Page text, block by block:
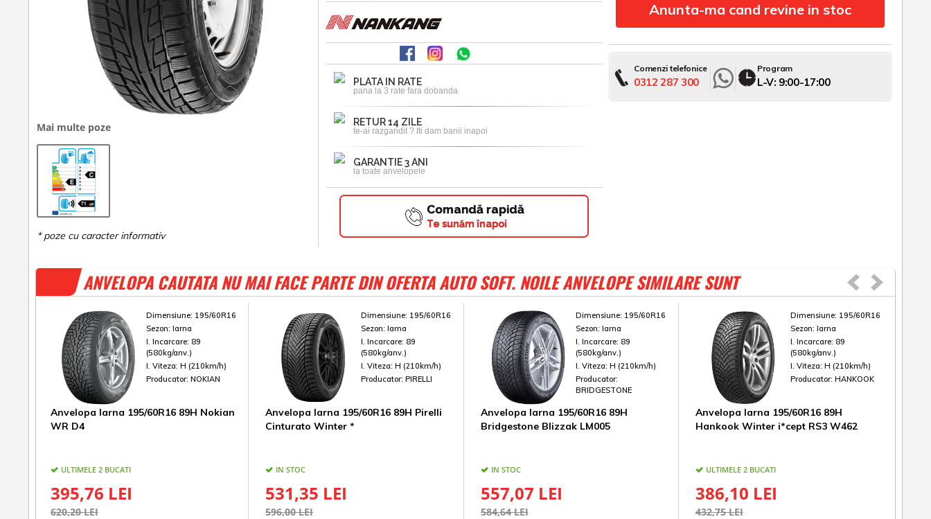
Mai multe poze
PLATA IN RATE
pana la 3 rate fara dobanda
RETUR 14 ZILE
te-ai razgandit ? Iti dam banii inapoi
GARANTIE 3 ANI
la toate anvelopele
Comandă rapidă
Te sunăm înapoi
Anunta-ma cand revine in stoc
Comenzi telefonice
0312 287 300
Program
L-V: 9:00-17:00
ANVELOPA CAUTATA NU MAI FACE PARTE DIN OFERTA AUTO SOFT. NOILE ANVELOPE SIMILARE SUNT
Dimensiune: 195/60R16
Sezon: Iarna
I. Incarcare: 89
(580kg/anv.)
I. Viteza: H (210km/h)
Producator: NOKIAN
Anvelopa Iarna 195/60R16 89H Nokian
WR D4
ULTIMELE 2 BUCATI
395,76 LEI
620,20 LEI
Dimensiune: 195/60R16
Sezon: Iarna
I. Incarcare: 89
(580kg/anv.)
I. Viteza: H (210km/h)
Producator: PIRELLI
Anvelopa Iarna 195/60R16 89H Pirelli
Cinturato Winter *
IN STOC
531,35 LEI
596,00 LEI
Dimensiune: 195/60R16
Sezon:Iarna
I. Incarcare: 89
(580kg/anv.)
I. Viteza:H (210km/h)
Producator:
BRIDGESTONE
Anvelopa Iarna 195/60R16 89H
Bridgestone Blizzak LM005
IN STOC
557,07 LEI
584,64 LEI
Dimensiune: 195/60R16
Sezon:Iarna
I. Incarcare: 89
(580kg/anv.)
I. Viteza:H (210km/h)
Producator:HANKOOK
Anvelopa Iarna 195/60R16 89H
Hankook Winter i*cept RS3 W462
ULTIMELE 2 BUCATI
386,10 LEI
432,75 LEI